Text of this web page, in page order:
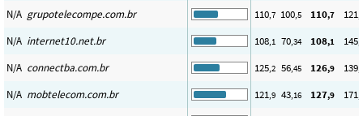
N/A grupotelecompe.com.br 110,7 100,5 110,7 121
N/A internet10.net.br 108,1 70,34 108,1 145
N/A connectba.com.br 125,2 56,45 126,9 139
N/A mobtelecom.com.br 121,9 43,16 127,9 171